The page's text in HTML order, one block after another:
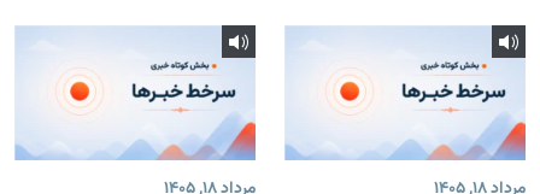
مرداد ۱۸, ۱۴۰۵ مرداد ۱۸, ۱۴۰۵